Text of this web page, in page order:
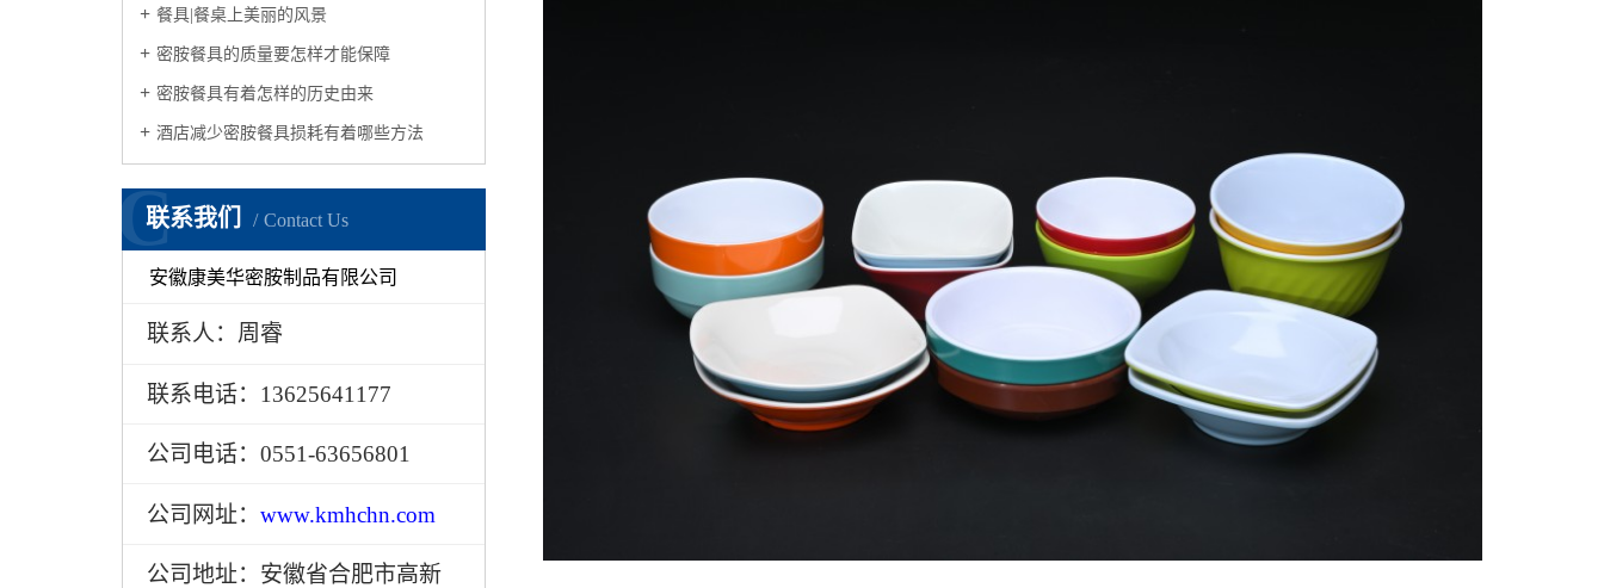
餐具|餐桌上美丽的风景
密胺餐具的质量要怎样才能保障
密胺餐具有着怎样的历史由来
酒店减少密胺餐具损耗有着哪些方法
联系我们 Contact Us
C
安徽康美华密胺制品有限公司
联系人：周睿
联系电话：13625641177
公司电话：0551-63656801
公司网址： www.kmhchn.com
公司地址：安徽省合肥市高新